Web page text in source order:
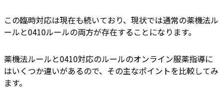
この臨時対応は現在も続いており、現状では通常の薬機法ル
ールと0410ルールの両方が存在することになります。
薬機法ルールと0410対応のルールのオンライン服薬指導に
はいくつか違いがあるので、その主なポイントを比較してみ
ます。